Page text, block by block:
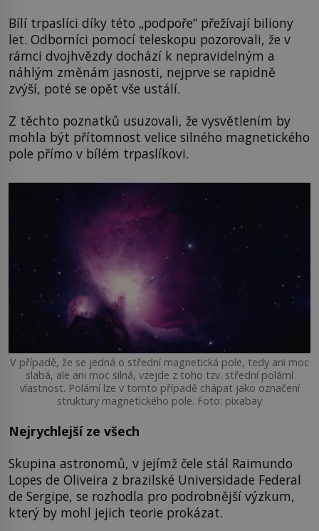
Bílí trpaslíci díky této „podpoře“ přežívají biliony
let. Odborníci pomocí teleskopu pozorovali, že v
rámci dvojhvězdy dochází k nepravidelným a
náhlým změnám jasnosti, nejprve se rapidně
zvýší, poté se opět vše ustálí.
Z těchto poznatků usuzovali, že vysvětlením by
mohla být přítomnost velice silného magnetického
pole přímo v bílém trpaslíkovi.
V případě, že se jedná o střední magnetická pole, tedy ani moc
slabá, ale ani moc silná, vzejde z toho tzv. střední polární
vlastnost. Polární lze v tomto případě chápat jako označení
struktury magnetického pole. Foto: pixabay
Nejrychlejší ze všech
Skupina astronomů, v jejímž čele stál Raimundo
Lopes de Oliveira z brazilské Universidade Federal
de Sergipe, se rozhodla pro podrobnější výzkum,
který by mohl jejich teorie prokázat.